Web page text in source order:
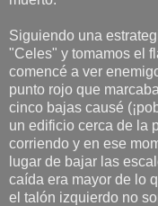
Siguiendo una
"Celes" y tomamos el
comencé a ver
punto rojo que
cinco bajas causé
un edificio cerca de la
corriendo y en ese
lugar de bajar las
caída era mayor de lo
el talón izquierdo no